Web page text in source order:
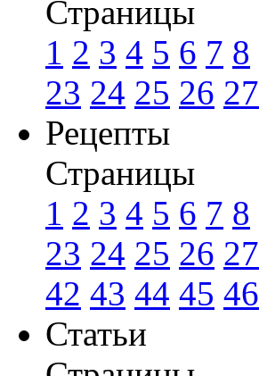
Страницы
1 2 3 4 5 6 7 8
23 24 25 26 27
Рецепты
Страницы
1 2 3 4 5 6 7 8
23 24 25 26 27
42 43 44 45 46
Статьи